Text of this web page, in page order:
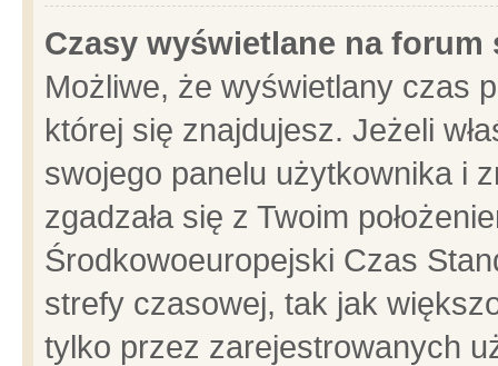
Czasy wyświetlane na forum
Możliwe, że wyświetlany czas
której się znajdujesz. Jeżeli
swojego panelu użytkownika i
zgadzała się z Twoim
Środkowoeuropejski Czas
strefy czasowej, tak jak
tylko przez zarejestrowanych